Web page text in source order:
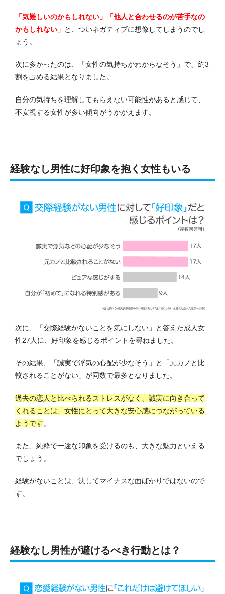
「気難しいのかもしれない」「他人と合わせるのが苦手なの
かもしれない」 と、ついネガティブに想像してしまうのでし
ょう。
次に多かったのは、「女性の気持ちがわからなそう」で、約3
割を占める結果となりました。
自分の気持ちを理解してもらえない可能性があると感じて、
不安視する女性が多い傾向がうかがえます。
経験なし男性に好印象を抱く女性もいる
次に、「交際経験がないことを気にしない」と答えた成人女
性27人に、好印象を感じるポイントを尋ねました。
その結果、「誠実で浮気の心配が少なそう」と「元カノと比
較されることがない」が同数で最多となりました。
過去の恋人と比べられるストレスがなく、誠実に向き合って
くれることは、女性にとって大きな安心感につながっている
ようです。
また、純粋で一途な印象を受けるのも、大きな魅力といえる
でしょう。
経験がないことは、決してマイナスな面ばかりではないので
す。
経験なし男性が避けるべき行動とは？